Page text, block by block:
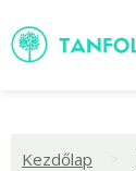
Kezdőlap